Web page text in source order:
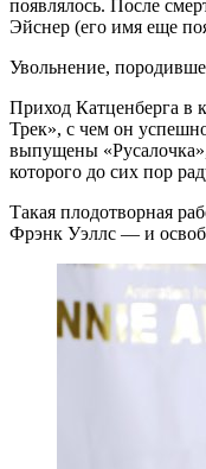
появлялось. После
Эйснер (его имя еще
Увольнение,
Приход Катценберга в
Трек», с чем он
выпущены
которого до сих пор
Такая плодотворная
Фрэнк Уэллс — и